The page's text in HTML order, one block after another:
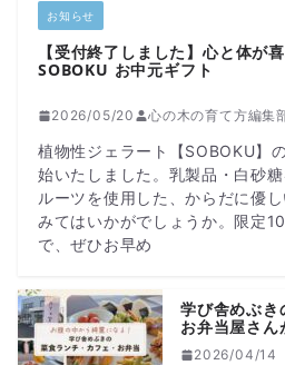
お知らせ
【受付終了しました】心と体が
SOBOKU お中元ギフト
2026/05/20 心の木の育て方編集
植物性ジェラート【SOBOKU】
始いたしました。乳製品・白砂
ルーツを使用した、からだに優
みてはいかがでしょうか。限定
で、ぜひお早め
学び舎めぶき
お弁当屋さん
2026/04/14